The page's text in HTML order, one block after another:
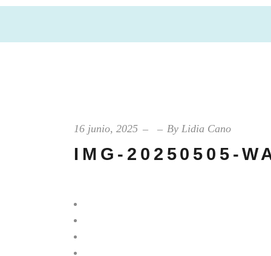
Verano en tu terraza
16 junio, 2025 By Lidia Cano
IMG-20250505-